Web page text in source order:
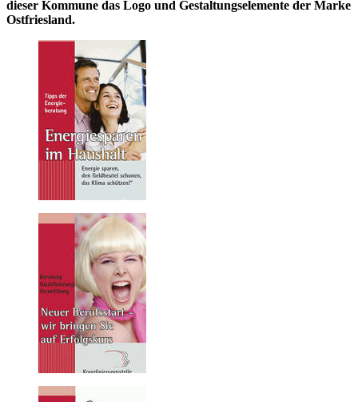
dieser Kommune das Logo und Gestaltungselemente der Marke
Ostfriesland.